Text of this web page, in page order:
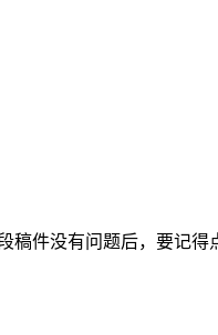
件没有问题后，要记得